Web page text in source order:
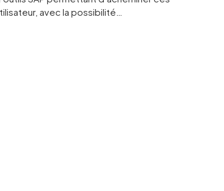
avec la possibilité…